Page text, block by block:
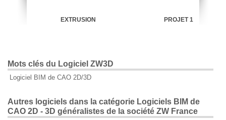
EXTRUSION PROJET 1
Mots clés du Logiciel ZW3D
Logiciel BIM de CAO 2D/3D
Autres logiciels dans la catégorie Logiciels BIM de
CAO 2D - 3D généralistes de la société ZW France